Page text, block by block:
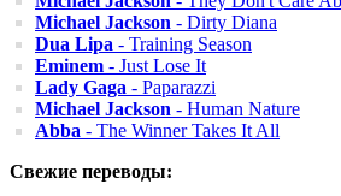
Michael Jackson - Dirty Diana
Dua Lipa - Training Season
Eminem - Just Lose It
Lady Gaga - Paparazzi
Michael Jackson - Human Nature
Abba - The Winner Takes It All
Свежие переводы: